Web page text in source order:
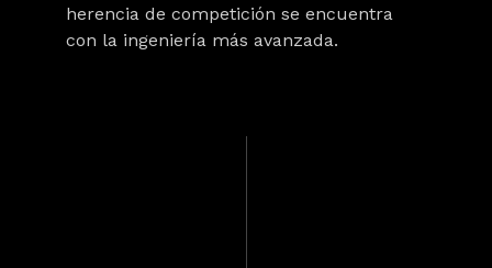
herencia de competición se encuentra
con la ingeniería más avanzada.